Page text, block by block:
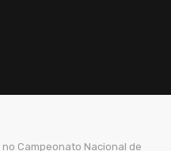
Campeonato Nacional de